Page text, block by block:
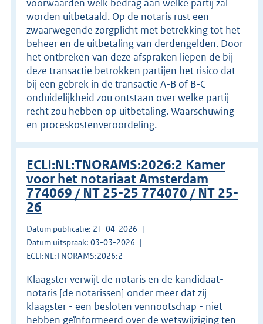
voorwaarden welk bedrag aan welke partij zal
worden uitbetaald. Op de notaris rust een
zwaarwegende zorgplicht met betrekking tot het
beheer en de uitbetaling van derdengelden. Door
het ontbreken van deze afspraken liepen de bij
deze transactie betrokken partijen het risico dat
bij een gebrek in de transactie A-B of B-C
onduidelijkheid zou ontstaan over welke partij
recht zou hebben op uitbetaling. Waarschuwing
en proceskostenveroordeling.
ECLI:NL:TNORAMS:2026:2 Kamer
voor het notariaat Amsterdam
774069 / NT 25-25 774070 / NT 25-
26
Datum publicatie: 21-04-2026
Datum uitspraak: 03-03-2026
ECLI:NL:TNORAMS:2026:2
Klaagster verwijt de notaris en de kandidaat-
notaris [de notarissen] onder meer dat zij
klaagster - een besloten vennootschap - niet
hebben geïnformeerd over de wetswijziging ten